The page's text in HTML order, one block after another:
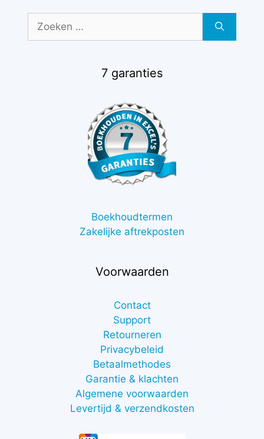
naar:
7 garanties
Boekhoudtermen
Zakelijke aftrekposten
Voorwaarden
Contact
Support
Retourneren
Privacybeleid
Betaalmethodes
Garantie & klachten
Algemene voorwaarden
Levertijd & verzendkosten